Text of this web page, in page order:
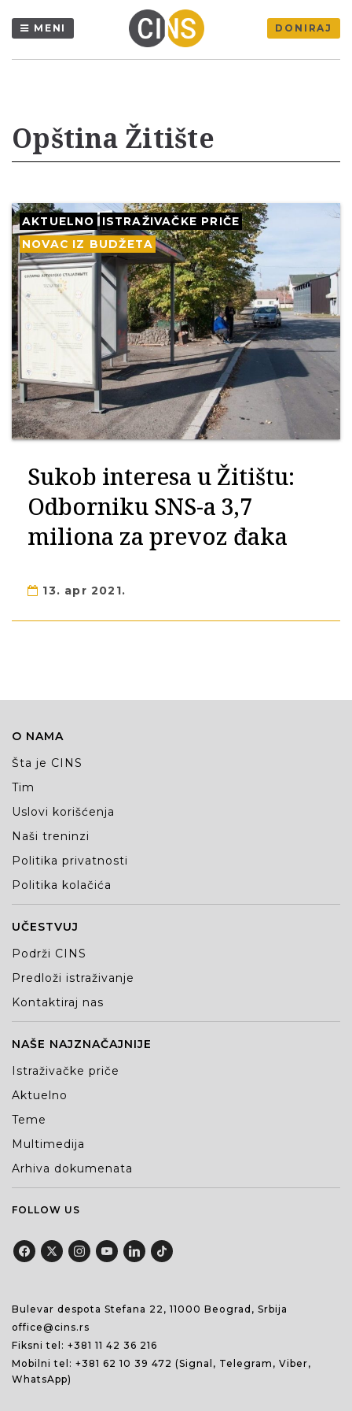
MENI DONIRAJ
Opština Žitište
AKTUELNO
ISTRAŽIVAČKE PRIČE
NOVAC IZ BUDŽETA
Sukob interesa u Žitištu:
Odborniku SNS-a 3,7
miliona za prevoz đaka
13. apr 2021.
O NAMA
Šta je CINS
Tim
Uslovi korišćenja
Naši treninzi
Politika privatnosti
Politika kolačića
UČESTVUJ
Podrži CINS
Predloži istraživanje
Kontaktiraj nas
NAŠE NAJZNAČAJNIJE
Istraživačke priče
Aktuelno
Teme
Multimedija
Arhiva dokumenata
FOLLOW US
Bulevar despota Stefana 22, 11000 Beograd, Srbija
office@cins.rs
Fiksni tel: +381 11 42 36 216
Mobilni tel: +381 62 10 39 472 (Signal, Telegram, Viber,
WhatsApp)